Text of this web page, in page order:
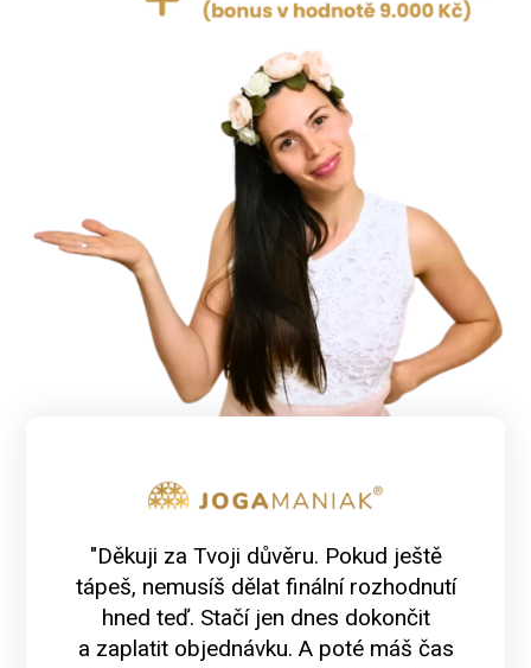
"Děkuji za Tvoji důvěru. Pokud ještě
tápeš, nemusíš dělat finální rozhodnutí
hned teď. Stačí jen dnes dokončit
a zaplatit objednávku. A poté máš čas